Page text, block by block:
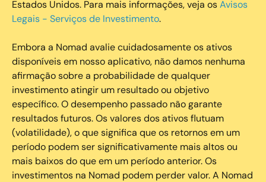
Estados Unidos. Para mais informações, veja osAvisos
Legais - Serviços de Investimento.
Embora a Nomad avalie cuidadosamente os ativos
disponíveis em nosso aplicativo, não damos nenhuma
afirmação sobre a probabilidade de qualquer
investimento atingir um resultado ou objetivo
específico. O desempenho passado não garante
resultados futuros. Os valores dos ativos flutuam
(volatilidade), o que significa que os retornos em um
período podem ser significativamente mais altos ou
mais baixos do que em um período anterior. Os
investimentos na Nomad podem perder valor. A Nomad